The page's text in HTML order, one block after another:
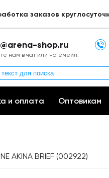
заказов
shop.ru
нам в чат или на емейл.
и оплата Оптовикам
AKINA BRIEF (002922)